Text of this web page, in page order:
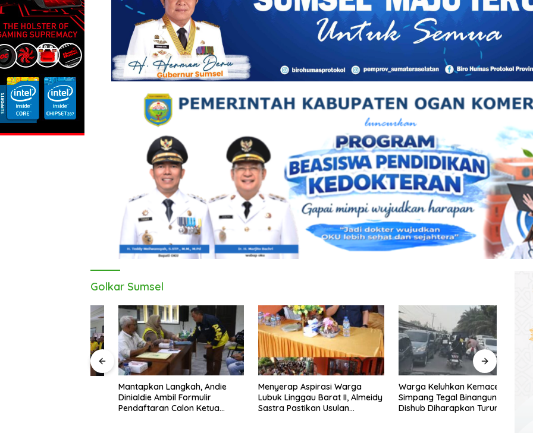
Golkar Sumsel
Mantapkan Langkah, Andie
Dinialdie Ambil Formulir
Pendaftaran Calon Ketua
Menyerap Aspirasi Warga
Lubuk Linggau Barat II, Almeidy
Sastra Pastikan Usulan
Warga Keluhkan Kemacetan di
Simpang Tegal Binangun,
Dishub Diharapkan Turun